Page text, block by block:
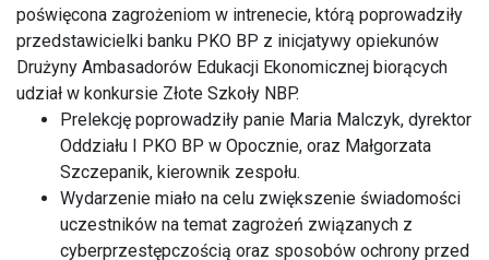
poświęcona zagrożeniom w intrenecie, którą poprowadziły
przedstawicielki banku PKO BP z inicjatywy opiekunów
Drużyny Ambasadorów Edukacji Ekonomicznej biorących
udział w konkursie Złote Szkoły NBP.
Prelekcję poprowadziły panie Maria Malczyk, dyrektor
Oddziału I PKO BP w Opocznie, oraz Małgorzata
Szczepanik, kierownik zespołu.
Wydarzenie miało na celu zwiększenie świadomości
uczestników na temat zagrożeń związanych z
cyberprzestępczością oraz sposobów ochrony przed